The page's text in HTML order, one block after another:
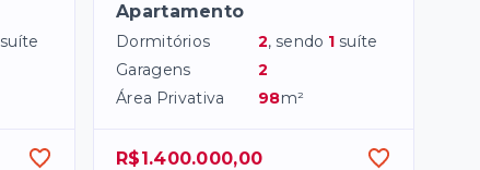
suíte
Apartamento
Dormitórios 2, sendo 1 suíte
Garagens
2
Área Privativa
98m²
R$1.400.000,00